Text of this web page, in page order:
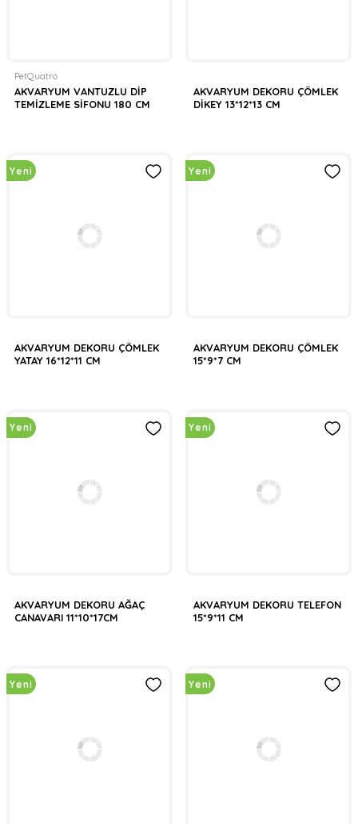
PetQuatro
AKVARYUM VANTUZLU DİP
TEMİZLEME SİFONU 180 CM
AKVARYUM DEKORU ÇÖMLEK
DİKEY 13*12*13 CM
Yeni
AKVARYUM DEKORU ÇÖMLEK
YATAY 16*12*11 CM
Yeni
AKVARYUM DEKORU ÇÖMLEK
15*9*7 CM
Yeni
AKVARYUM DEKORU AĞAÇ
CANAVARI 11*10*17CM
Yeni
AKVARYUM DEKORU TELEFON
15*9*11 CM
Yeni Yeni